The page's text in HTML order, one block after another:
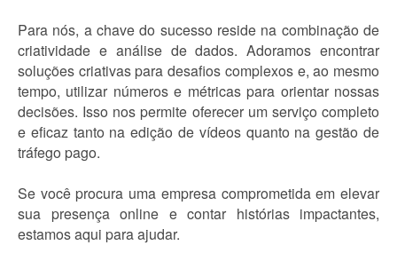
Para nós, a chave do sucesso reside na combinação de
criatividade e análise de dados. Adoramos encontrar
soluções criativas para desafios complexos e, ao mesmo
tempo, utilizar números e métricas para orientar nossas
decisões. Isso nos permite oferecer um serviço completo
e eficaz tanto na edição de vídeos quanto na gestão de
tráfego pago.
Se você procura uma empresa comprometida em elevar
sua presença online e contar histórias impactantes,
estamos aqui para ajudar.